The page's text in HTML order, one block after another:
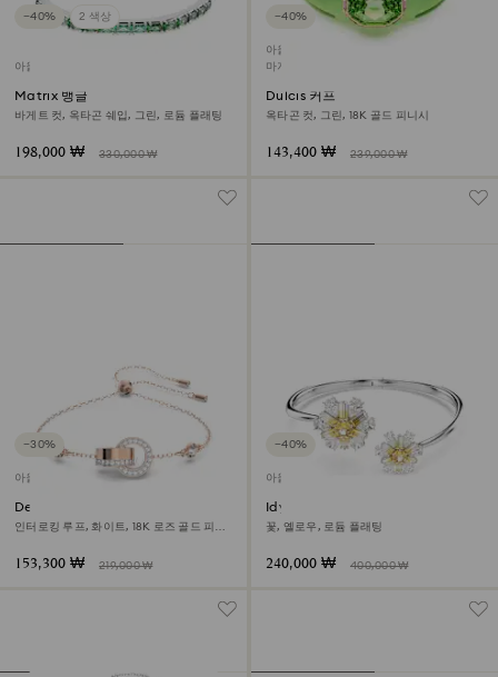
−40% 2 색상
아울렛
Matrix 뱅글
바게트 컷, 옥타곤 쉐입, 그린, 로듐 플래팅
198,000 ₩ 330,000 ₩
−40%
아울렛
마지막 구입 기회
Dulcis 커프
옥타곤 컷, 그린, 18K 골드 피니시
143,400 ₩ 239,000 ₩
−30%
아울렛
Dextera 브레이슬릿
인터로킹 루프, 화이트, 18K 로즈 골드 피니
153,300 ₩ 219,000 ₩
−40%
아울렛
Idyllia 뱅글
꽃, 옐로우, 로듐 플래팅
240,000 ₩ 400,000 ₩